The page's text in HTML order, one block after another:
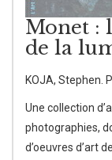
Monet :
de la
KOJA, Stephen.
Une collection
photographies,
d’oeuvres d’art